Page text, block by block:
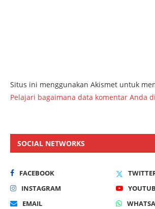
Situs ini menggunakan Akismet untuk
Pelajari bagaimana data komentar Anda
SOCIAL NETWORKS
FACEBOOK
INSTAGRAM
EMAIL